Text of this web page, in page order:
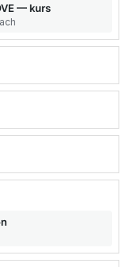
— kurs